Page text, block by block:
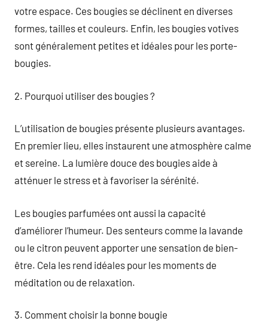
votre espace. Ces bougies se déclinent en diverses
formes, tailles et couleurs. Enfin, les bougies votives
sont généralement petites et idéales pour les porte-
bougies.
2. Pourquoi utiliser des bougies ?
L’utilisation de bougies présente plusieurs avantages.
En premier lieu, elles instaurent une atmosphère calme
et sereine. La lumière douce des bougies aide à
atténuer le stress et à favoriser la sérénité.
Les bougies parfumées ont aussi la capacité
d’améliorer l’humeur. Des senteurs comme la lavande
ou le citron peuvent apporter une sensation de bien-
être. Cela les rend idéales pour les moments de
méditation ou de relaxation.
3. Comment choisir la bonne bougie